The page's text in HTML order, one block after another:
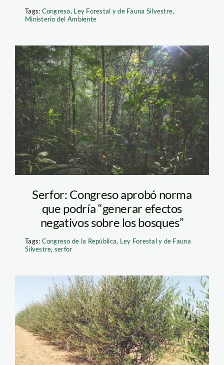
Tags: Congreso, Ley Forestal y de Fauna Silvestre,
Ministerio del Ambiente
bosques-Diego Pérez
Serfor: Congreso aprobó norma
que podría “generar efectos
negativos sobre los bosques”
Tags: Congreso de la República, Ley Forestal y de Fauna
Silvestre, serfor
cultivo-leñoso—foto-
referencial—Plantae